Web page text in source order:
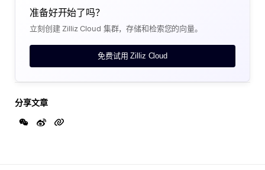
准备好开始了吗？
立刻创建 Zilliz Cloud 集群，存储和检索您的向量。
免费试用 Zilliz Cloud
分享文章